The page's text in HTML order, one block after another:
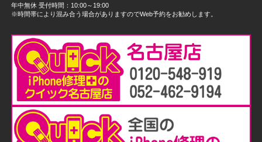
年中無休 受付時間：10:00～19:00
※時間帯により混み合う場合がありますのでWeb予約をお勧めします。